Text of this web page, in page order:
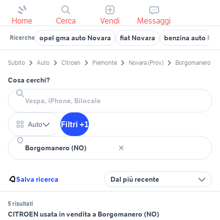
Home Cerca Vendi Messaggi
Ricerche opel gma auto Novara fiat Novara benzina auto
Subito Auto Citroen Piemonte Novara (Prov) Borgomanero
Cosa cerchi?
Auto Filtri +1
Salva ricerca Dal più recente
5 risultati
CITROEN usata in vendita a Borgomanero (NO)